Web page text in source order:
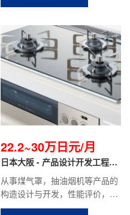
22.2~30万日元/月
日本大阪 - 产品设计开发工程师
从事煤气罩，抽油烟机等产品的
构造设计与开发，性能评价，基
板设计，控制系统开发等工作。